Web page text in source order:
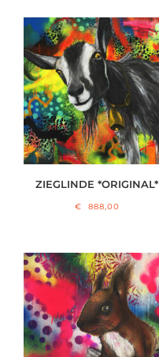
ZIEGLINDE *ORIGINAL*
€ 888,00